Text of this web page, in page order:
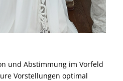
und Abstimmung im Vorfeld
Vorstellungen optimal